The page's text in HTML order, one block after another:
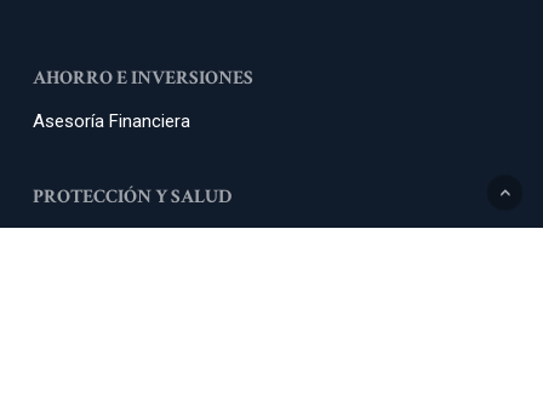
AHORRO E INVERSIONES
Asesoría Financiera
PROTECCIÓN Y SALUD